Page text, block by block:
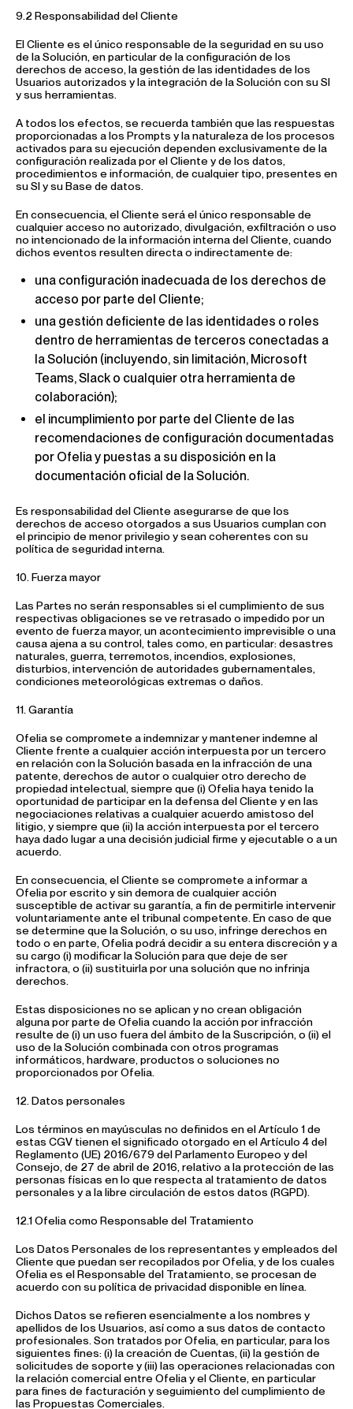
9.2 Responsabilidad del Cliente
El Cliente es el único responsable de la seguridad en su uso
de la Solución, en particular de la configuración de los
derechos de acceso, la gestión de las identidades de los
Usuarios autorizados y la integración de la Solución con su SI
y sus herramientas.
A todos los efectos, se recuerda también que las respuestas
proporcionadas a los Prompts y la naturaleza de los procesos
activados para su ejecución dependen exclusivamente de la
configuración realizada por el Cliente y de los datos,
procedimientos e información, de cualquier tipo, presentes en
su SI y su Base de datos.
En consecuencia, el Cliente será el único responsable de
cualquier acceso no autorizado, divulgación, exfiltración o uso
no intencionado de la información interna del Cliente, cuando
dichos eventos resulten directa o indirectamente de:
una configuración inadecuada de los derechos de
acceso por parte del Cliente;
una gestión deficiente de las identidades o roles
dentro de herramientas de terceros conectadas a
la Solución (incluyendo, sin limitación, Microsoft
Teams, Slack o cualquier otra herramienta de
colaboración);
el incumplimiento por parte del Cliente de las
recomendaciones de configuración documentadas
por Ofelia y puestas a su disposición en la
documentación oficial de la Solución.
Es responsabilidad del Cliente asegurarse de que los
derechos de acceso otorgados a sus Usuarios cumplan con
el principio de menor privilegio y sean coherentes con su
política de seguridad interna.
10. Fuerza mayor
Las Partes no serán responsables si el cumplimiento de sus
respectivas obligaciones se ve retrasado o impedido por un
evento de fuerza mayor, un acontecimiento imprevisible o una
causa ajena a su control, tales como, en particular: desastres
naturales, guerra, terremotos, incendios, explosiones,
disturbios, intervención de autoridades gubernamentales,
condiciones meteorológicas extremas o daños.
11. Garantía
Ofelia se compromete a indemnizar y mantener indemne al
Cliente frente a cualquier acción interpuesta por un tercero
en relación con la Solución basada en la infracción de una
patente, derechos de autor o cualquier otro derecho de
propiedad intelectual, siempre que (i) Ofelia haya tenido la
oportunidad de participar en la defensa del Cliente y en las
negociaciones relativas a cualquier acuerdo amistoso del
litigio, y siempre que (ii) la acción interpuesta por el tercero
haya dado lugar a una decisión judicial firme y ejecutable o a un
acuerdo.
En consecuencia, el Cliente se compromete a informar a
Ofelia por escrito y sin demora de cualquier acción
susceptible de activar su garantía, a fin de permitirle intervenir
voluntariamente ante el tribunal competente. En caso de que
se determine que la Solución, o su uso, infringe derechos en
todo o en parte, Ofelia podrá decidir a su entera discreción y a
su cargo (i) modificar la Solución para que deje de ser
infractora, o (ii) sustituirla por una solución que no infrinja
derechos.
Estas disposiciones no se aplican y no crean obligación
alguna por parte de Ofelia cuando la acción por infracción
resulte de (i) un uso fuera del ámbito de la Suscripción, o (ii) el
uso de la Solución combinada con otros programas
informáticos, hardware, productos o soluciones no
proporcionados por Ofelia.
12. Datos personales
Los términos en mayúsculas no definidos en el Artículo 1 de
estas CGV tienen el significado otorgado en el Artículo 4 del
Reglamento (UE) 2016/679 del Parlamento Europeo y del
Consejo, de 27 de abril de 2016, relativo a la protección de las
personas físicas en lo que respecta al tratamiento de datos
personales y a la libre circulación de estos datos (RGPD).
12.1 Ofelia como Responsable del Tratamiento
Los Datos Personales de los representantes y empleados del
Cliente que puedan ser recopilados por Ofelia, y de los cuales
Ofelia es el Responsable del Tratamiento, se procesan de
acuerdo con su política de privacidad disponible en línea.
Dichos Datos se refieren esencialmente a los nombres y
apellidos de los Usuarios, así como a sus datos de contacto
profesionales. Son tratados por Ofelia, en particular, para los
siguientes fines: (i) la creación de Cuentas, (ii) la gestión de
solicitudes de soporte y (iii) las operaciones relacionadas con
la relación comercial entre Ofelia y el Cliente, en particular
para fines de facturación y seguimiento del cumplimiento de
las Propuestas Comerciales.